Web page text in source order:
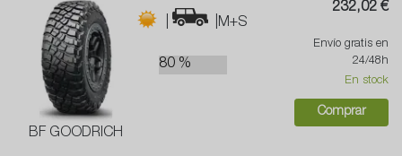
BF GOODRICH
| |M+S
80 %
232,02 €
Envío gratis en
24/48h
En stock
Comprar